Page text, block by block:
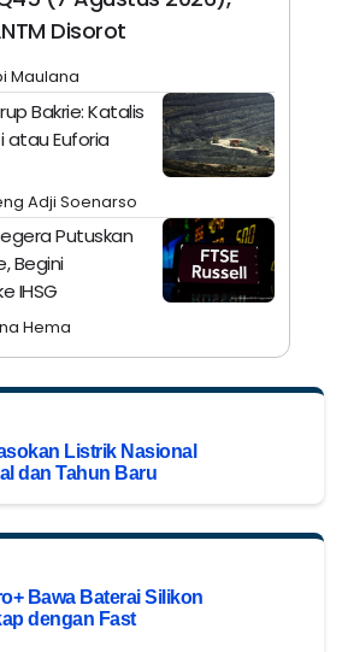
Disorot
Maulana
Bakrie: Katalis
atau Euforia
Adji Soenarso
Putuskan
Begini
IHSG
Hema
Listrik Nasional
dan Tahun Baru
Bawa Baterai Silikon
dengan Fast